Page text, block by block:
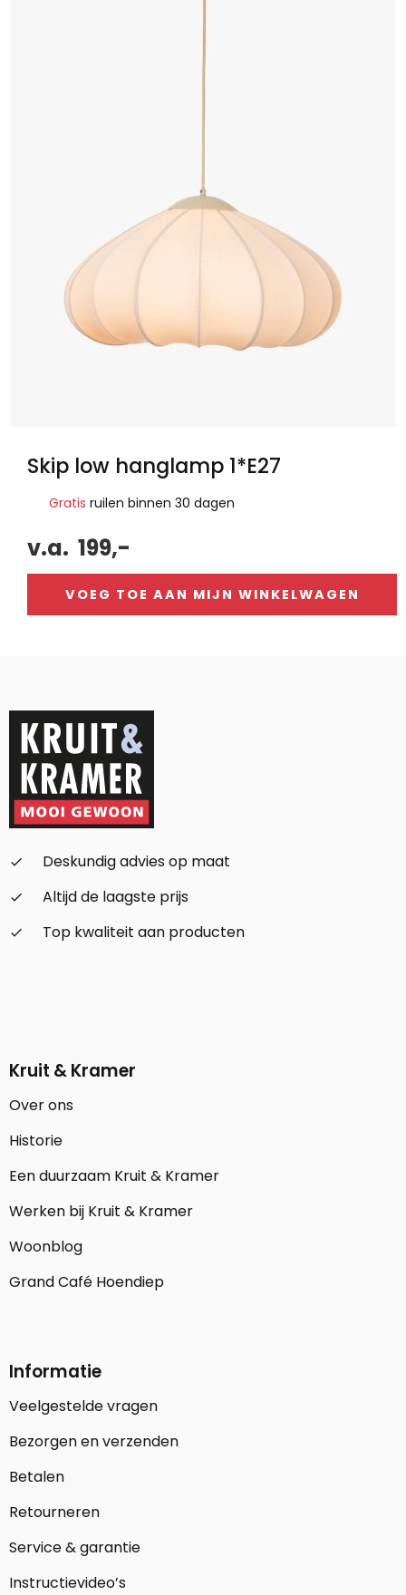
Skip low hanglamp 1*E27
Gratis ruilen binnen 30 dagen
v.a. 199,-
VOEG TOE AAN MIJN WINKELWAGEN
check_small
Deskundig advies op maat
check_small
Altijd de laagste prijs
check_small
Top kwaliteit aan producten
Kruit & Kramer
Over ons
Historie
Een duurzaam Kruit & Kramer
Werken bij Kruit & Kramer
Woonblog
Grand Café Hoendiep
Informatie
Veelgestelde vragen
Bezorgen en verzenden
Betalen
Retourneren
Service & garantie
Instructievideo’s